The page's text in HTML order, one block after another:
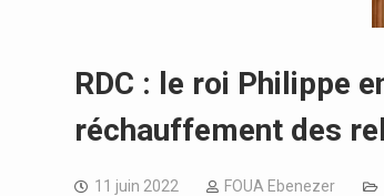
RDC : le roi Philippe
réchauffement des
11 juin 2022 FOUA Ebenezer